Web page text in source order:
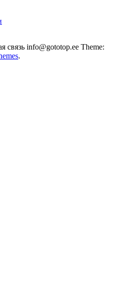
связь info@gototop.ee Theme:
.